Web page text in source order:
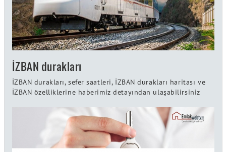
İZBAN durakları
İZBAN durakları, sefer saatleri, İZBAN durakları haritası ve
İZBAN özelliklerine haberimiz detayından ulaşabilirsiniz